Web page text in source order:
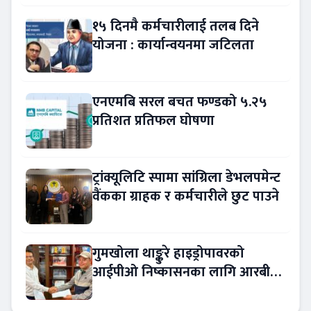
१५ दिनमै कर्मचारीलाई तलब दिने
योजना : कार्यान्वयनमा जटिलता
एनएमबि सरल बचत फण्डको ५.२५
प्रतिशत प्रतिफल घोषणा
ट्रांक्यूलिटि स्पामा सांग्रिला डेभलपमेन्ट
वैंकका ग्राहक र कर्मचारीले छुट पाउने
गुमखोला थाङ्कुरे हाइड्रोपावरको
आईपीओ निष्कासनका लागि आरबीबी